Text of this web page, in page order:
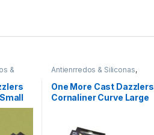
&
Antienrredos & Siliconas,
One More Cast Dazzlers
Cornaliner Curve Large